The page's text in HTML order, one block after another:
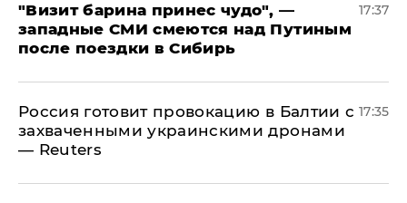
"Визит барина принес чудо", —
западные СМИ смеются над Путиным
после поездки в Сибирь
17:37
​Россия готовит провокацию в Балтии с
захваченными украинскими дронами
— Reuters
17:35